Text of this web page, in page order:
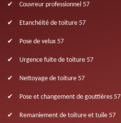
Couvreur professionnel 57
Etanchéité de toiture 57
Pose de velux 57
Urgence fuite de toiture 57
Nettoyage de toiture 57
Pose et changement de gouttières 57
Remaniement de toiture et tuile 57